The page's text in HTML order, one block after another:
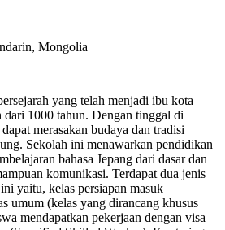
Mongolia
yang telah menjadi ibu kota
dari 1000 tahun. Dengan tinggal di
merasakan budaya dan tradisi
Sekolah ini menawarkan pendidikan
bahasa Jepang dari dasar dan
komunikasi. Terdapat dua jenis
yaitu, kelas persiapan masuk
umum (kelas yang dirancang khusus
mendapatkan pekerjaan dengan visa